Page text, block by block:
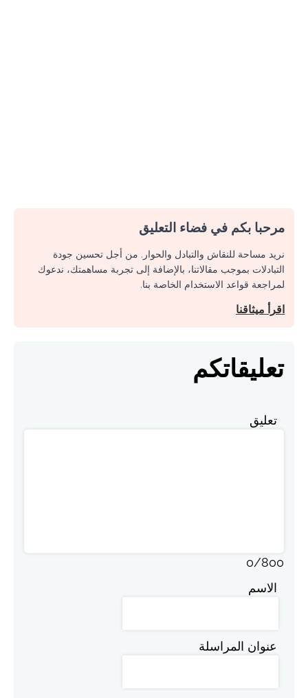
مرحبا بكم في فضاء التعليق
نريد مساحة للنقاش والتبادل والحوار. من أجل تحسين جودة
التبادلات بموجب مقالاتنا، بالإضافة إلى تجربة مساهمتك، ندعوك
لمراجعة قواعد الاستخدام الخاصة بنا.
اقرأ ميثاقنا
تعليقاتكم
تعليق
0/800
الاسم
عنوان المراسلة